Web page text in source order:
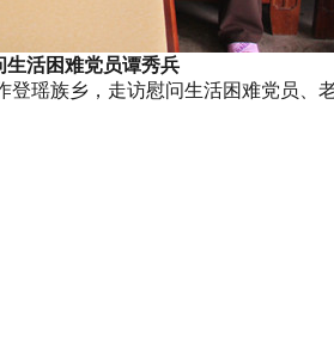
生活困难党员谭秀兵
族乡，走访慰问生活困难党员、